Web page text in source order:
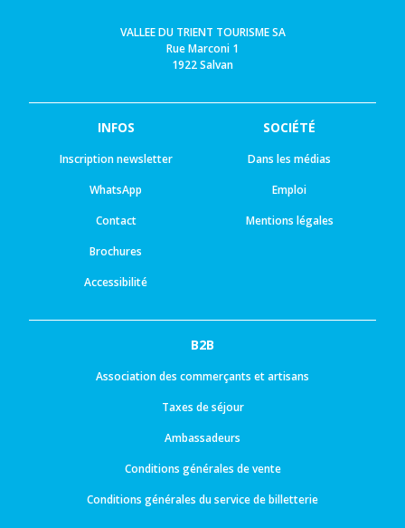
VALLEE DU TRIENT TOURISME SA
Rue Marconi 1
1922 Salvan
INFOS
Inscription newsletter
WhatsApp
Contact
Brochures
Accessibilité
SOCIÉTÉ
Dans les médias
Emploi
Mentions légales
B2B
Association des commerçants et artisans
Taxes de séjour
Ambassadeurs
Conditions générales de vente
Conditions générales du service de billetterie